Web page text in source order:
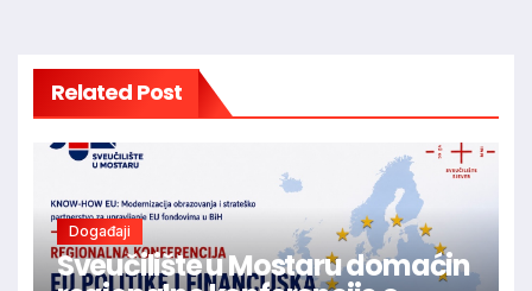
Related Post
Događaji
Sveučilište u Mostaru domaćin